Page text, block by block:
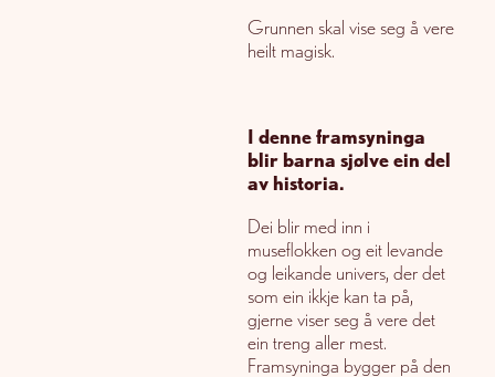
Grunnen skal vise seg å vere
heilt magisk.
I denne framsyninga
blir barna sjølve ein del
av historia.
Dei blir med inn i
museflokken og eit levande
og leikande univers, der det
som ein ikkje kan ta på,
gjerne viser seg å vere det
ein treng aller mest.
Framsyninga bygger på den